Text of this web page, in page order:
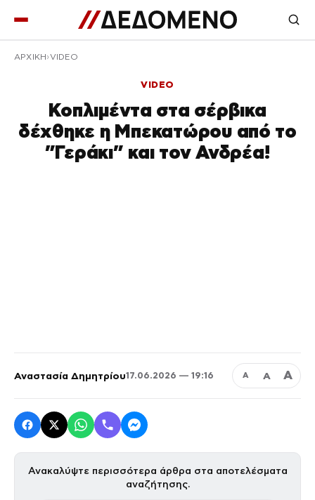
ΑΡΧΙΚΉ VIDEO
VIDEO
Κοπλιμέντα στα σέρβικα
δέχθηκε η Μπεκατώρου από το
”Γεράκι” και τον Ανδρέα!
Αναστασία Δημητρίου17.06.2026 — 19:16 Α Α Α
Ανακαλύψτε περισσότερα άρθρα στα αποτελέσματα
αναζήτησης.